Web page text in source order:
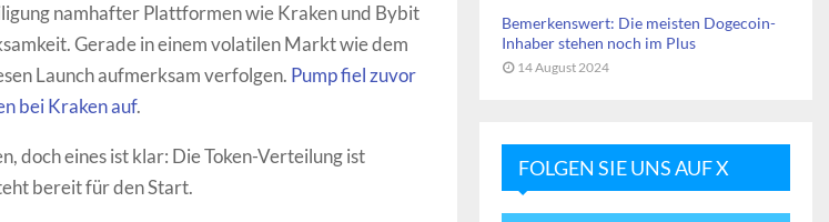
namhafter Plattformen wie Kraken und Bybit
Gerade in einem volatilen Markt wie dem
Launch aufmerksam verfolgen. Pump fiel zuvor
bei Kraken auf.
doch eines ist klar: Die Token-Verteilung ist
bereit für den Start.
Bemerkenswert: Die meisten Dogecoin-
Inhaber stehen noch im Plus
14 August 2024
FOLGEN SIE UNS AUF X